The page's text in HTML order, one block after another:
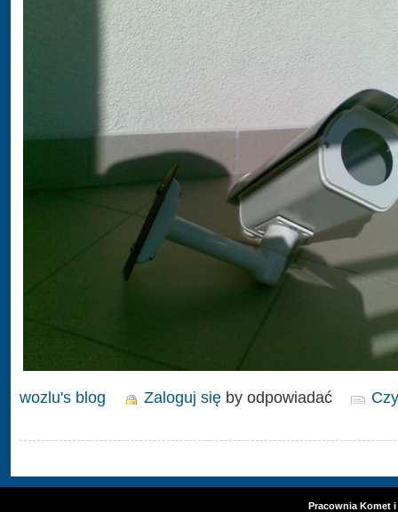
wozlu's blog Zaloguj się by odpowiadać
Pracownia Komet